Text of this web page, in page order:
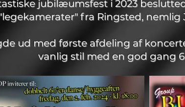
jubilæumsfest i 2023
fra Ringsted,
ud med første afdeling af
vanlig stil med en god gang